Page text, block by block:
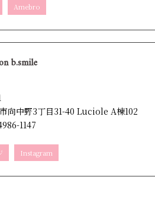
Amebro
b.smile
向中野3丁目31-40 Luciole A棟102
1147
Instagram